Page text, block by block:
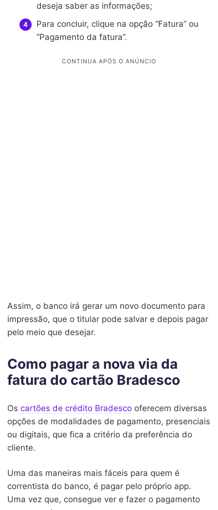
deseja saber as informações;
Para concluir, clique na opção “Fatura” ou
“Pagamento da fatura”.
Assim, o banco irá gerar um novo documento para
impressão, que o titular pode salvar e depois pagar
pelo meio que desejar.
Como pagar a nova via da
fatura do cartão Bradesco
Os cartões de crédito Bradesco oferecem diversas
opções de modalidades de pagamento, presenciais
ou digitais, que fica a critério da preferência do
cliente.
Uma das maneiras mais fáceis para quem é
correntista do banco, é pagar pelo próprio app.
Uma vez que, consegue ver e fazer o pagamento